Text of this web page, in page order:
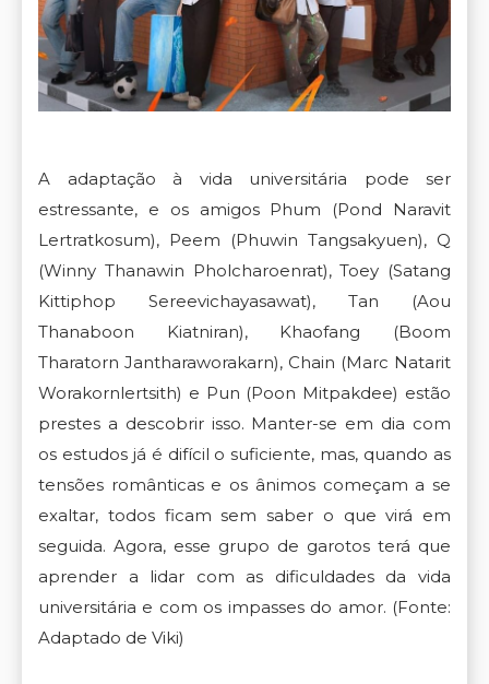
A adaptação à vida universitária pode ser
estressante, e os amigos Phum (Pond Naravit
Lertratkosum), Peem (Phuwin Tangsakyuen), Q
(Winny Thanawin Pholcharoenrat), Toey (Satang
Kittiphop Sereevichayasawat), Tan (Aou
Thanaboon Kiatniran), Khaofang (Boom
Tharatorn Jantharaworakarn), Chain (Marc Natarit
Worakornlertsith) e Pun (Poon Mitpakdee) estão
prestes a descobrir isso. Manter-se em dia com
os estudos já é difícil o suficiente, mas, quando as
tensões românticas e os ânimos começam a se
exaltar, todos ficam sem saber o que virá em
seguida. Agora, esse grupo de garotos terá que
aprender a lidar com as dificuldades da vida
universitária e com os impasses do amor. (Fonte:
Adaptado de Viki)